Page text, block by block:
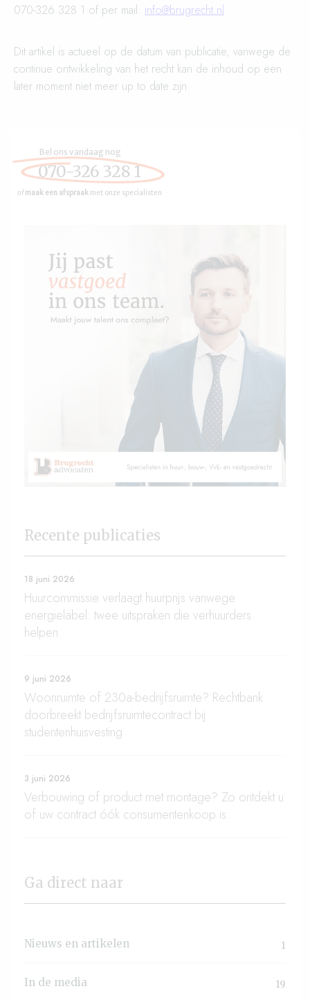
070-326 328 1 of per mail: info@brugrecht.nl
Dit artikel is actueel op de datum van publicatie, vanwege de
continue ontwikkeling van het recht kan de inhoud op een
later moment niet meer up to date zijn.
Bel ons vandaag nog
070-326 328 1
of maak een afspraak met onze specialisten
Recente publicaties
18 juni 2026
Huurcommissie verlaagt huurprijs vanwege
energielabel: twee uitspraken die verhuurders
helpen
9 juni 2026
Woonruimte of 230a-bedrijfsruimte? Rechtbank
doorbreekt bedrijfsruimtecontract bij
studentenhuisvesting
3 juni 2026
Verbouwing of product met montage? Zo ontdekt u
of uw contract óók consumentenkoop is.
Ga direct naar
In de media 19
Nieuws en artikelen 1